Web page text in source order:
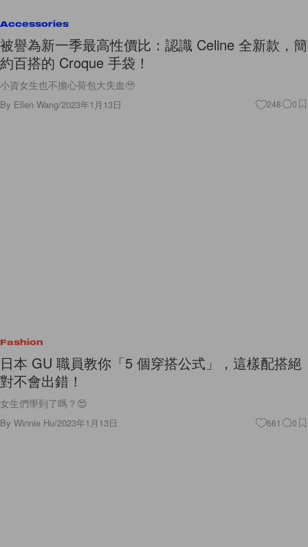
Accessories
被譽為新一季最高性價比：認識 Celine 全新款，簡
約百搭的 Croque 手袋！
小資女生也不擔心荷包大失血🥹
By Ellen Wang/2023年1月13日 248 0
Fashion
日本 GU 職員教你「5 個穿搭公式」，這樣配搭絕
對不會出錯！
女生們學到了嗎？😍
By Winnie Hu/2023年1月13日 661 0